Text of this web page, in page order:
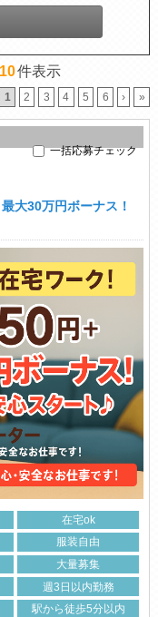
件表示
1 2 3 4 5 6 › »
一括応募チェック
大30万円ボーナス！
在宅ok
服装自由
大量募集
週3日以内勤務
駅から徒歩5分以内